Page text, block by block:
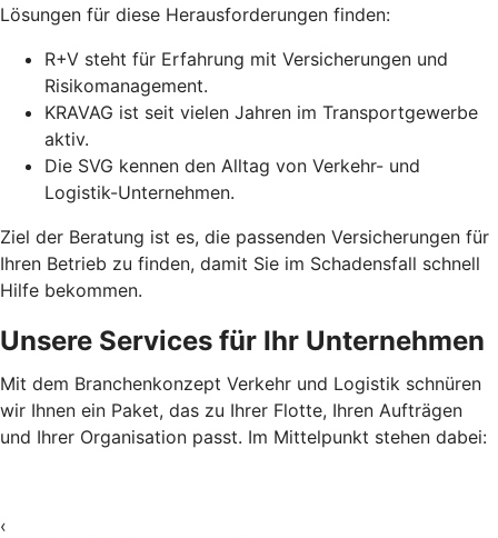
Lösungen für diese Herausforderungen finden:
R+V steht für Erfahrung mit Versicherungen und
Risikomanagement.
KRAVAG ist seit vielen Jahren im Transportgewerbe
aktiv.
Die SVG kennen den Alltag von Verkehr- und
Logistik-Unternehmen.
Ziel der Beratung ist es, die passenden Versicherungen für
Ihren Betrieb zu finden, damit Sie im Schadensfall schnell
Hilfe bekommen.
Unsere Services für Ihr Unternehmen
Mit dem Branchenkonzept Verkehr und Logistik schnüren
wir Ihnen ein Paket, das zu Ihrer Flotte, Ihren Aufträgen
und Ihrer Organisation passt. Im Mittelpunkt stehen dabei:
‹